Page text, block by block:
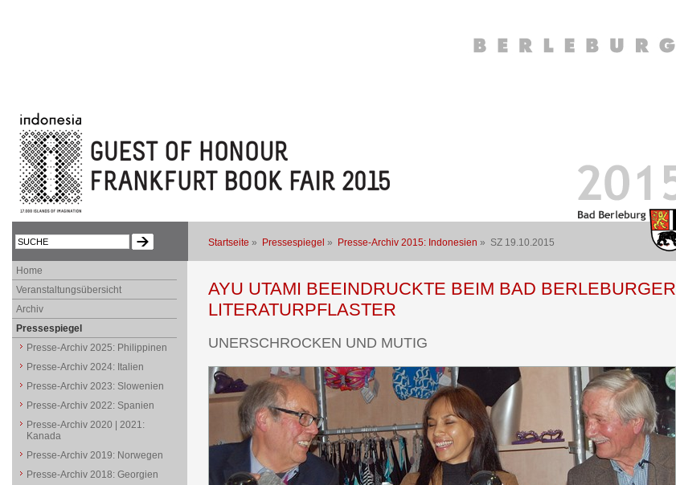
Startseite » Pressespiegel » Presse-Archiv 2015: Indonesien » SZ 19.10.2015
AYU UTAMI BEEINDRUCKTE BEIM BAD BERLEBURGER
LITERATURPFLASTER
UNERSCHROCKEN UND MUTIG
Home
Veranstaltungsübersicht
Archiv
Pressespiegel
Presse-Archiv 2025: Philippinen
Presse-Archiv 2024: Italien
Presse-Archiv 2023: Slowenien
Presse-Archiv 2022: Spanien
Presse-Archiv 2020 | 2021:
Kanada
Presse-Archiv 2019: Norwegen
Presse-Archiv 2018: Georgien